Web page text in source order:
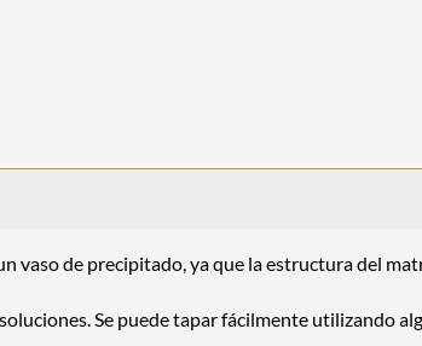
vaso de precipitado, ya que la estructura del
Se puede tapar fácilmente utilizando